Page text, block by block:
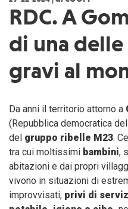
RDC. A
di una
gravi al
Da anni il territorio attorno a
(Repubblica democratica
del gruppo ribelle M23.
tra cui moltissimi bambini,
abitazioni e dai propri
vivono in situazioni di
improvvisati, privi di